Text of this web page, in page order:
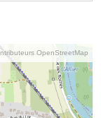
OpenStreetMap